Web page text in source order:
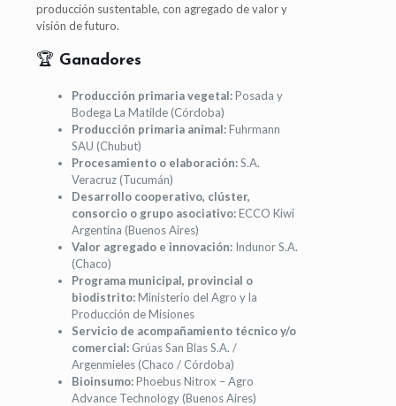
producción sustentable, con agregado de valor y
visión de futuro.
🏆 Ganadores
Producción primaria vegetal:Posada y
Bodega La Matilde (Córdoba)
Producción primaria animal:Fuhrmann
SAU (Chubut)
Procesamiento o elaboración:S.A.
Veracruz (Tucumán)
Desarrollo cooperativo, clúster,
consorcio o grupo asociativo:ECCO Kiwi
Argentina (Buenos Aires)
Valor agregado e innovación: Indunor S.A.
(Chaco)
Programa municipal, provincial o
biodistrito:Ministerio del Agro y la
Producción de Misiones
Servicio de acompañamiento técnico y/o
comercial: Grúas San Blas S.A. /
Argenmieles (Chaco / Córdoba)
Bioinsumo:Phoebus Nitrox – Agro
Advance Technology (Buenos Aires)